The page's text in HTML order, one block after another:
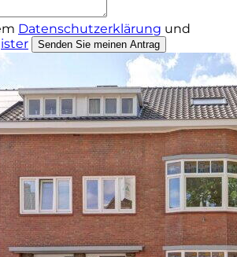
Datenschutzerklärung und
Senden Sie meinen Antrag